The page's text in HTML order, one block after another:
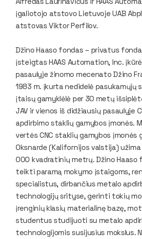
įgaliotojo atstovo LietuvojeUAB
atstovas Viktor Perfilov.
Džino Haaso fondas – privatus
įsteigtas HAAS Automation, Inc.
pasaulyje žinomo mecenato Džino
1983 m. įkurta nedidelė pasukamųjų
įtaisų gamyklėlė per 30 metų
JAV ir vienos iš didžiausių pasaulyje
apdirbimo staklių gamybos įmonės.
vertės CNC staklių gamybos įmonės
Oksnarde (Kalifornijos valstija)
000 kvadratinių metrų. Džino Haaso
teikti paramą mokymo įstaigoms,
specialistus, dirbančius metalo
technologijų srityse, gerinti tokių
įrenginių klasių materialinę bazę,
studentus studijuoti su metalo
technologijomis susijusius mokslus.